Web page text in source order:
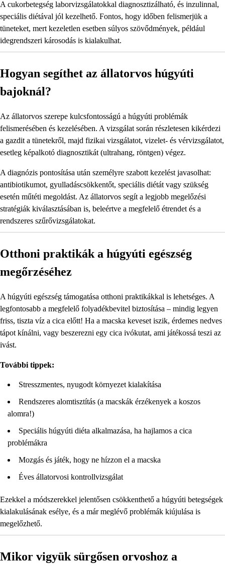
A cukorbetegség laborvizsgálatokkal diagnosztizálható, és inzulinnal,
speciális diétával jól kezelhető. Fontos, hogy időben felismerjük a
tüneteket, mert kezeletlen esetben súlyos szövődmények, például
idegrendszeri károsodás is kialakulhat.
Hogyan segíthet az állatorvos húgyúti
bajoknál?
Az állatorvos szerepe kulcsfontosságú a húgyúti problémák
felismerésében és kezelésében. A vizsgálat során részletesen kikérdezi
a gazdit a tünetekről, majd fizikai vizsgálatot, vizelet- és vérvizsgálatot,
esetleg képalkotó diagnosztikát (ultrahang, röntgen) végez.
A diagnózis pontosítása után személyre szabott kezelést javasolhat:
antibiotikumot, gyulladáscsökkentőt, speciális diétát vagy szükség
esetén műtéti megoldást. Az állatorvos segít a legjobb megelőzési
stratégiák kiválasztásában is, beleértve a megfelelő étrendet és a
rendszeres szűrővizsgálatokat.
Otthoni praktikák a húgyúti egészség
megőrzéséhez
A húgyúti egészség támogatása otthoni praktikákkal is lehetséges. A
legfontosabb a megfelelő folyadékbevitel biztosítása – mindig legyen
friss, tiszta víz a cica előtt! Ha a macska keveset iszik, érdemes nedves
tápot kínálni, vagy beszerezni egy cica ivókutat, ami játékossá teszi az
ivást.
További tippek:
Stresszmentes, nyugodt környezet kialakítása
Rendszeres alomtisztítás (a macskák érzékenyek a koszos
alomra!)
Speciális húgyúti diéta alkalmazása, ha hajlamos a cica
problémákra
Mozgás és játék, hogy ne hízzon el a macska
Éves állatorvosi kontrollvizsgálat
Ezekkel a módszerekkel jelentősen csökkenthető a húgyúti betegségek
kialakulásának esélye, és a már meglévő problémák kiújulása is
megelőzhető.
Mikor vigyük sürgősen orvoshoz a